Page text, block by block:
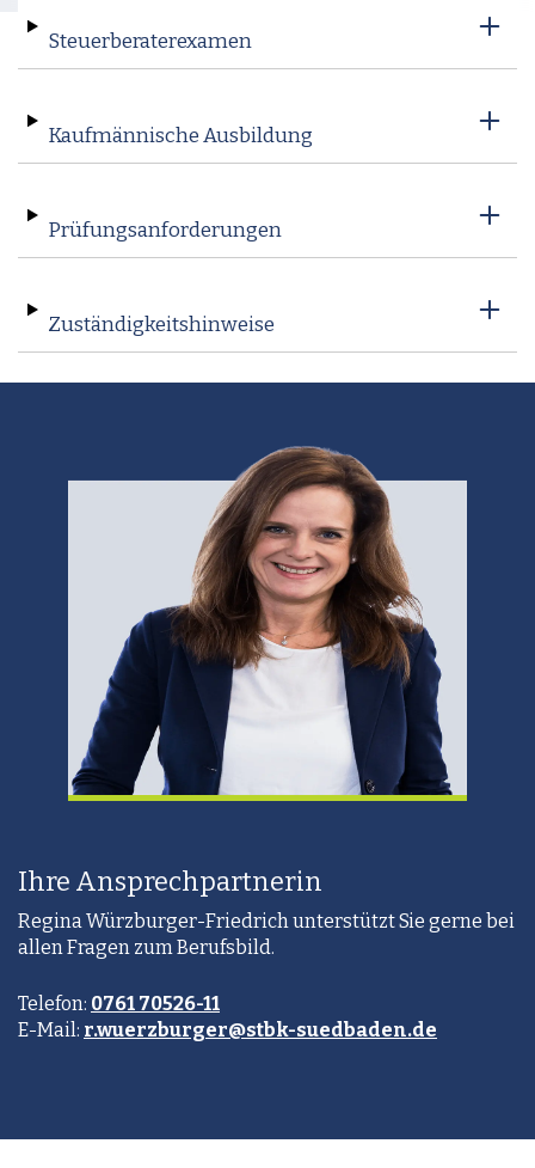
Steuerberaterexamen
Kaufmännische Ausbildung
Prüfungsanforderungen
Zuständigkeitshinweise
Ihre Ansprechpartnerin
Regina Würzburger-Friedrich unterstützt Sie gerne bei
allen Fragen zum Berufsbild.
Telefon: 0761 70526-11
E-Mail: r.wuerzburger@stbk-suedbaden.de